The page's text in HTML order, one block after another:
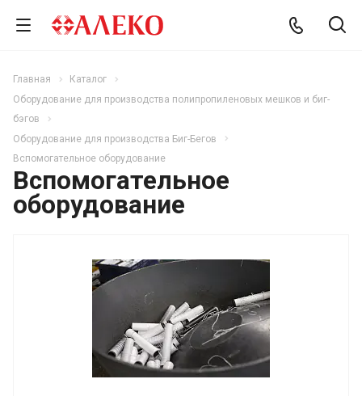
Главная
Каталог
Оборудование для производства полипропиленовых мешков и биг-
бэгов
Оборудование для производства Биг-Бегов
Вспомогательное оборудование
Вспомогательное
оборудование